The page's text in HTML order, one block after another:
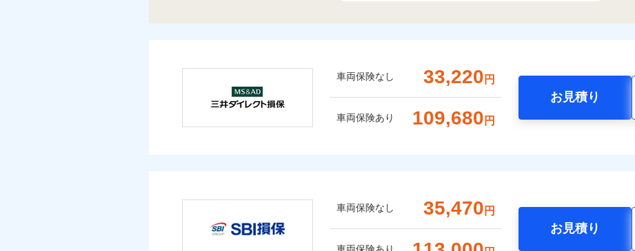
車両保険なし 33,220 円
車両保険あり 109,680 円
お見積り
車両保険なし 35,470 円
お見積り